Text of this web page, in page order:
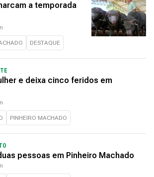
a temporada
DESTAQUE
e deixa cinco feridos em
PINHEIRO MACHADO
pessoas em Pinheiro Machado